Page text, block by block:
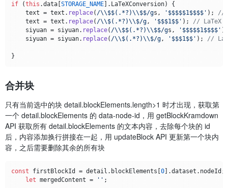
if (this .data[ STORAGE_NAME]. LaTeXConversion) {
    text = text.
replace( /\\$$(.*?)\\$$/gs, '$$$$$1$$$$' ); //
    text = text.
replace( /\\$(.*?)\\$/g, '$$$1$$' ); // LaTeX
    siyuan = siyuan.
replace( /\\$$(.*?)\\$$/gs, '$$$$$1$$$$'
    siyuan = siyuan.
replace( /\\$(.*?)\\$/g, '$$$1$$' ); //
合并块
只有当前选中的块 detail.blockElements.length>1 时才出现，获取第
一个 detail.blockElements 的 data-node-id，用 getBlockKramdown
API 获取所有 detail.blockElements 的文本内容，去除每个块的 id
后，内容添加换行拼接在一起，用 updateBlock API 更新第一个块内
容，之后需要删除其余的所有块
const firstBlockId = detail. blockElements 0].dataset . nodeId ;
let mergedContent = '' ;